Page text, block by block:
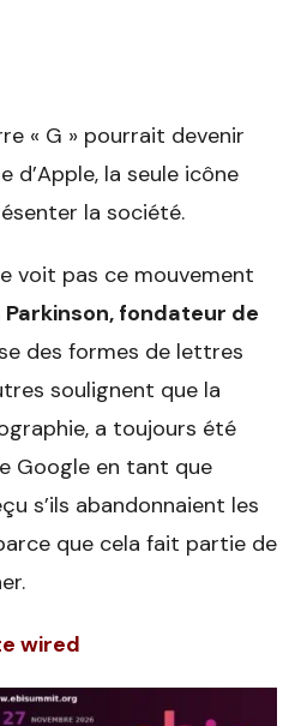
« G » pourrait devenir
d’Apple, la seule icône
la société.
voit pas ce mouvement
Parkinson, fondateur de
des formes de lettres
soulignent que la
a toujours été
Google en tant que
s’ils abandonnaient les
que cela fait partie de
wired